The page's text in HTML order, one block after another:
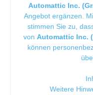
Automattic Inc.
Angebot ergänzen.
stimmen Sie zu,
von Automattic Inc.
können
Weitere